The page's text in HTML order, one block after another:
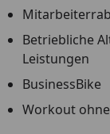
Betriebliche
Leistungen
BusinessBike
Workout